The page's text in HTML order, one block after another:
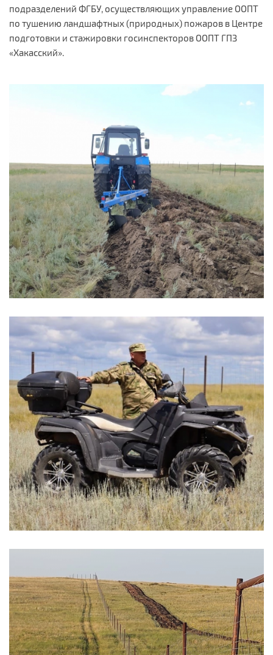
подразделений ФГБУ, осуществляющих управление ООПТ
по тушению ландшафтных (природных) пожаров в Центре
подготовки и стажировки госинспекторов ООПТ ГПЗ
«Хакасский».